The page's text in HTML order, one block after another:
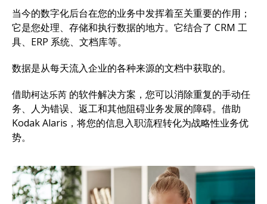
当今的数字化后台在您的业务中发挥着至关重要的作用；
它是您处理、存储和执行数据的地方。它结合了 CRM 工
具、ERP 系统、文档库等。
数据是从每天流入企业的各种来源的文档中获取的。
借助柯达乐芮 的软件解决方案，您可以消除重复的手动任
务、人为错误、返工和其他阻碍业务发展的障碍。借助
Kodak Alaris，将您的信息入职流程转化为战略性业务优
势。
图像